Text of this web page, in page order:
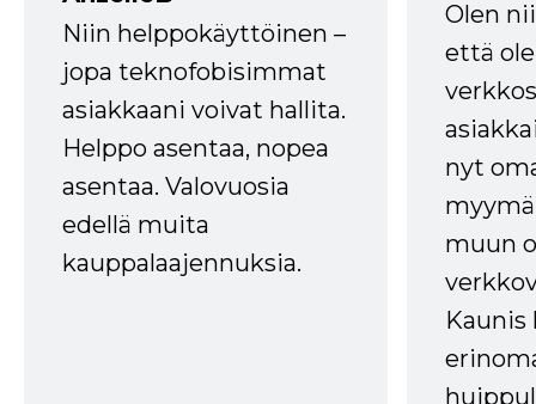
Niin helppokäyttöinen –
jopa teknofobisimmat
asiakkaani voivat hallita.
Helppo asentaa, nopea
asentaa. Valovuosia
edellä muita
kauppalaajennuksia.
Olen
että
nyt
muun
Kaunis